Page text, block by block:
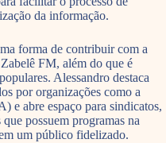
da informação.
forma de contribuir com a
FM, além do que é
Alessandro destaca
por organizações como a
e abre espaço para sindicatos,
possuem programas na
um público fidelizado.